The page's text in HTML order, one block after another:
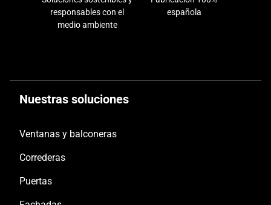
responsables con el
medio ambiente
española
Nuestras soluciones
Ventanas y balconeras
Correderas
Puertas